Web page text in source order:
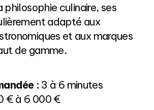
philosophie culinaire, ses
adapté aux
et aux marques
de gamme.
: 3 à 6 minutes
€ à 6 000 €